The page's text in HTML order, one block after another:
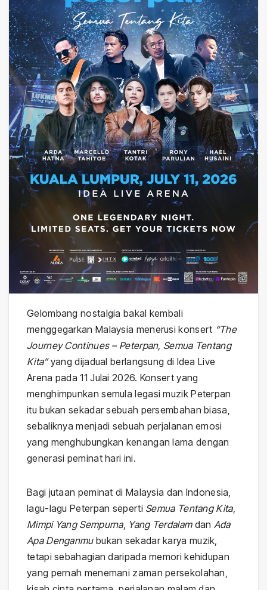
Gelombang nostalgia bakal kembali
menggegarkan Malaysia menerusi konsert “The
Journey Continues – Peterpan, Semua Tentang
Kita”yang dijadual berlangsung di Idea Live
Arena pada 11 Julai 2026. Konsert yang
menghimpunkan semula legasi muzik Peterpan
itu bukan sekadar sebuah persembahan biasa,
sebaliknya menjadi sebuah perjalanan emosi
yang menghubungkan kenangan lama dengan
generasi peminat hari ini.
Bagi jutaan peminat di Malaysia dan Indonesia,
lagu-lagu Peterpan seperti Semua Tentang Kita,
Mimpi Yang Sempurna, Yang Terdalamdan Ada
Apa Denganmubukan sekadar karya muzik,
tetapi sebahagian daripada memori kehidupan
yang pernah menemani zaman persekolahan,